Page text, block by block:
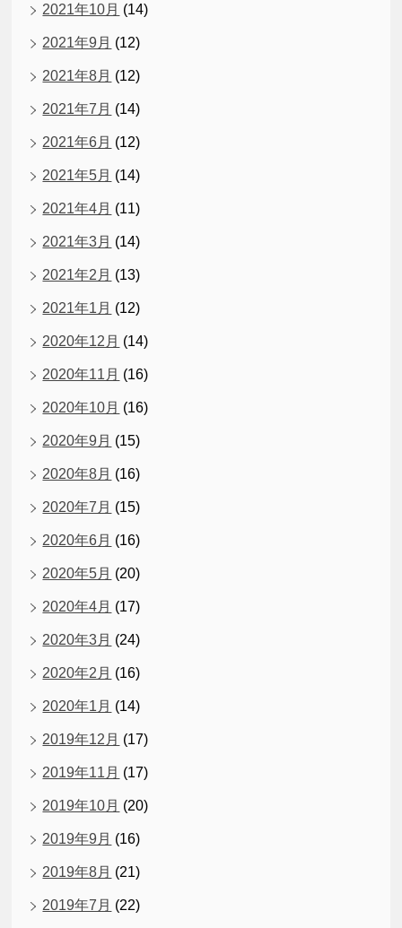
2021年10月 (14)
2021年9月 (12)
2021年8月 (12)
2021年7月 (14)
2021年6月 (12)
2021年5月 (14)
2021年4月 (11)
2021年3月 (14)
2021年2月 (13)
2021年1月 (12)
2020年12月 (14)
2020年11月 (16)
2020年10月 (16)
2020年9月 (15)
2020年8月 (16)
2020年7月 (15)
2020年6月 (16)
2020年5月 (20)
2020年4月 (17)
2020年3月 (24)
2020年2月 (16)
2020年1月 (14)
2019年12月 (17)
2019年11月 (17)
2019年10月 (20)
2019年9月 (16)
2019年8月 (21)
2019年7月 (22)